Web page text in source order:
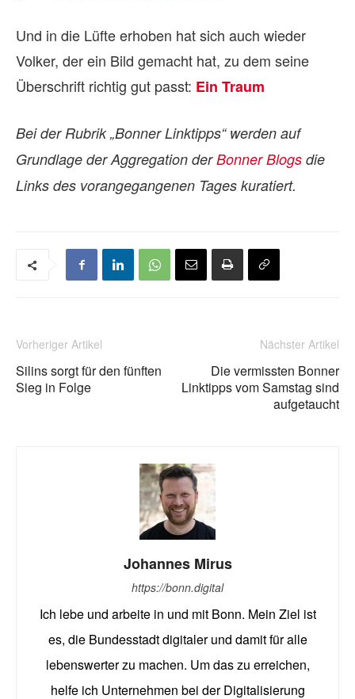
Und in die Lüfte erhoben hat sich auch wieder
Volker, der ein Bild gemacht hat, zu dem seine
Überschrift richtig gut passt: Ein Traum
Bei der Rubrik „Bonner Linktipps“ werden auf
Grundlage der Aggregation derBonner Blogs die
Links des vorangegangenen Tages kuratiert.
Vorheriger Artikel
Silins sorgt für den fünften
Sieg in Folge
Nächster Artikel
Die vermissten Bonner
Linktipps vom Samstag sind
aufgetaucht
Johannes Mirus
https://bonn.digital
Ich lebe und arbeite in und mit Bonn. Mein Ziel ist
es, die Bundesstadt digitaler und damit für alle
lebenswerter zu machen. Um das zu erreichen,
helfe ich Unternehmen bei der Digitalisierung